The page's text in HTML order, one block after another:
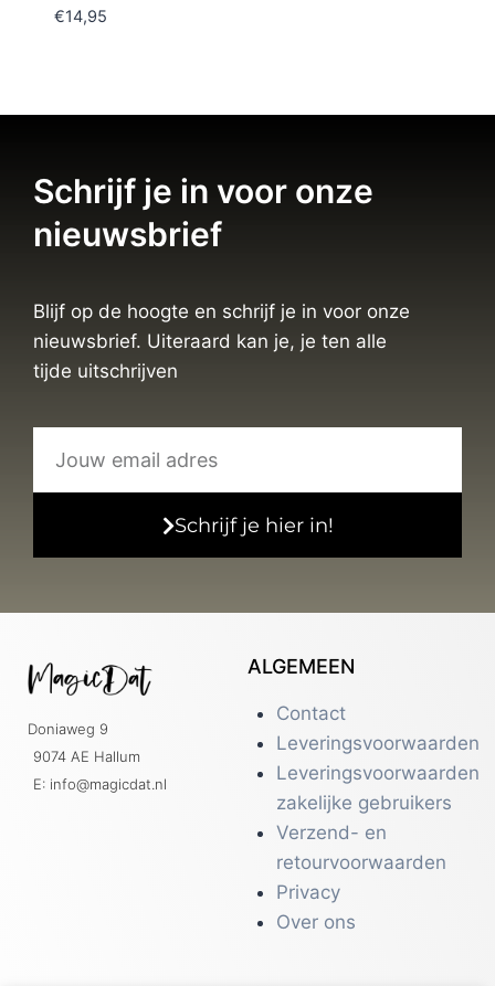
€14,95
Schrijf je in voor onze
nieuwsbrief
Blijf op de hoogte en schrijf je in voor onze
nieuwsbrief. Uiteraard kan je, je ten alle
tijde uitschrijven
Schrijf je hier in!
Doniaweg 9
9074 AE Hallum
E: info@magicdat.nl
ALGEMEEN
Contact
Leveringsvoorwaarden
Leveringsvoorwaarden
zakelijke gebruikers
Verzend- en
retourvoorwaarden
Privacy
Over ons